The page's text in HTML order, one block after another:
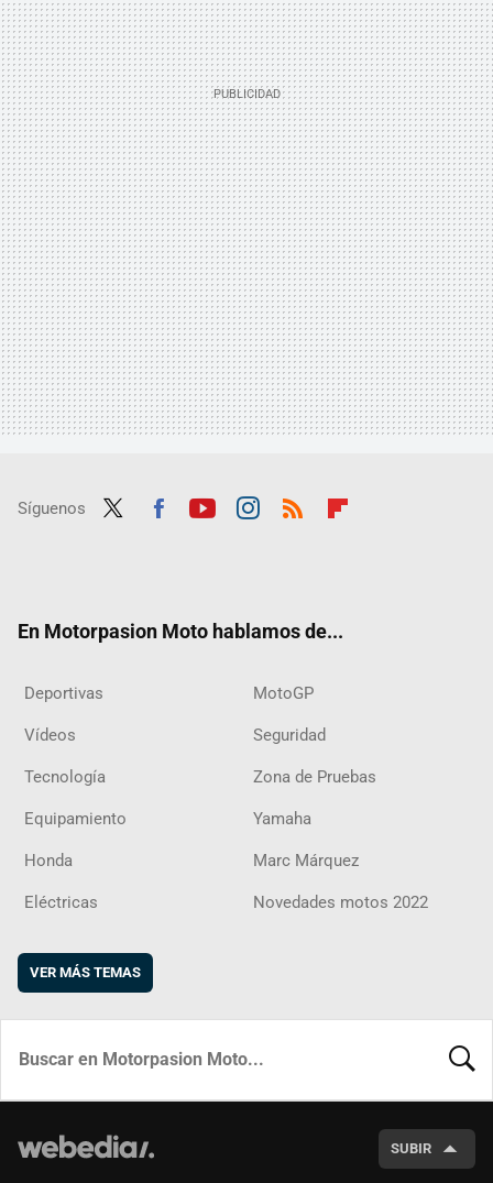
Síguenos
En Motorpasion Moto hablamos de...
Deportivas MotoGP
Vídeos Seguridad
Tecnología Zona de Pruebas
Equipamiento Yamaha
Honda Marc Márquez
Eléctricas Novedades motos 2022
VER MÁS TEMAS
SUBIR